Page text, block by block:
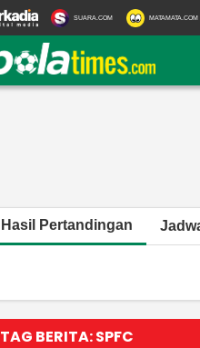
SUARA.COM MATAMATA.COM
Hasil Pertandingan
TAG BERITA: SPFC